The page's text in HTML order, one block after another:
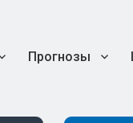
Прогнозы